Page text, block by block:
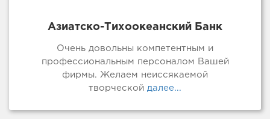
Азиатско-Тихоокеанский Банк
Очень довольны компетентным и
профессиональным персоналом Вашей
фирмы. Желаем неиссякаемой
творческой далее...